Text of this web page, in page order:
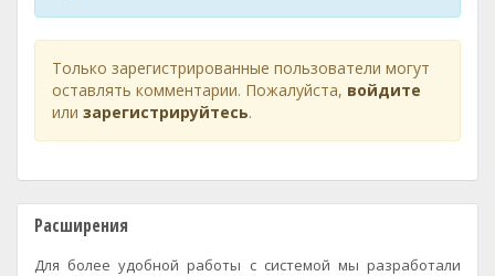
Только зарегистрированные пользователи могут
оставлять комментарии. Пожалуйста, войдите
или зарегистрируйтесь.
Расширения
Для более удобной работы с системой мы разработали